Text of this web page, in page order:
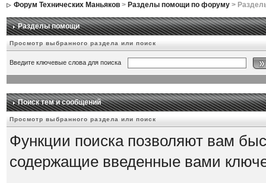
Форум Технических Маньяков> Разделы помощи по форуму>
Разделы помощи
Просмотр выбранного раздела или поиск
Введите ключевые слова для поиска
Поиск тем и сообщений
Просмотр выбранного раздела или поиск
Функции поиска позволяют вам
содержащие введенные вами